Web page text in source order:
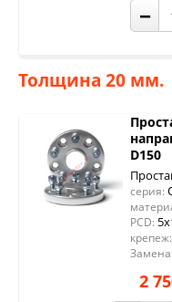
−
Толщина 20 мм.
D150
серия:
PCD:
крепеж:
Замена
2